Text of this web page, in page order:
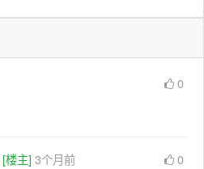
0
[楼主] 3个月前 0